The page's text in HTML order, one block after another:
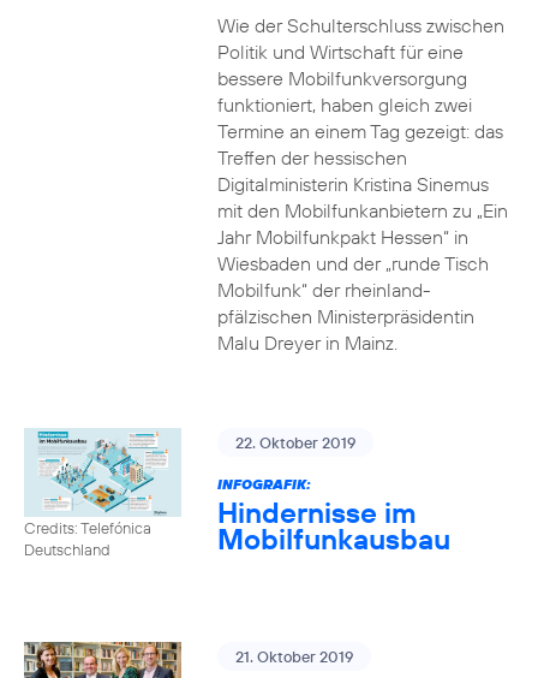
Wie der Schulterschluss zwischen
Politik und Wirtschaft für eine
bessere Mobilfunkversorgung
funktioniert, haben gleich zwei
Termine an einem Tag gezeigt: das
Treffen der hessischen
Digitalministerin Kristina Sinemus
mit den Mobilfunkanbietern zu „Ein
Jahr Mobilfunkpakt Hessen“ in
Wiesbaden und der „runde Tisch
Mobilfunk“ der rheinland-
pfälzischen Ministerpräsidentin
Malu Dreyer in Mainz.
Credits: Telefónica
Deutschland
22. Oktober 2019
INFOGRAFIK:
Hindernisse im
Mobilfunkausbau
21. Oktober 2019